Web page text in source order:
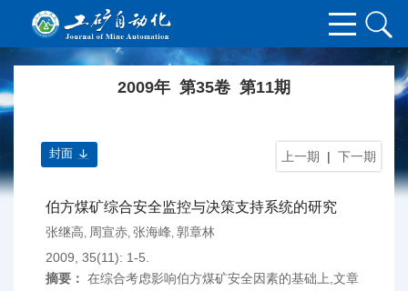
2009年 第35卷 第11期
上一期 | 下一期
封面
伯方煤矿综合安全监控与决策支持系统的研究
张继高, 周宣赤, 张海峰, 郭章林
2009, 35(11): 1-5.
摘要： 在综合考虑影响伯方煤矿安全因素的基础上,文章